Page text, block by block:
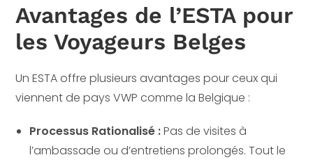
Avantages de l’ESTA pour
les Voyageurs Belges
Un ESTA offre plusieurs avantages pour ceux qui
viennent de pays VWP comme la Belgique :
Processus Rationalisé :Pas de visites à
l’ambassade ou d’entretiens prolongés. Tout le